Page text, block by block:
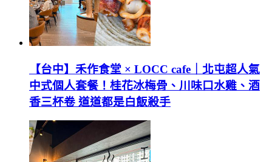
【台中】禾作食堂 × LOCC cafe｜北屯超人氣
中式個人套餐！桂花冰梅骨、川味口水雞、酒
香三杯卷 道道都是白飯殺手